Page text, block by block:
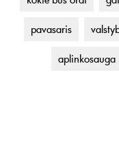
pavasaris
aplinkosauga